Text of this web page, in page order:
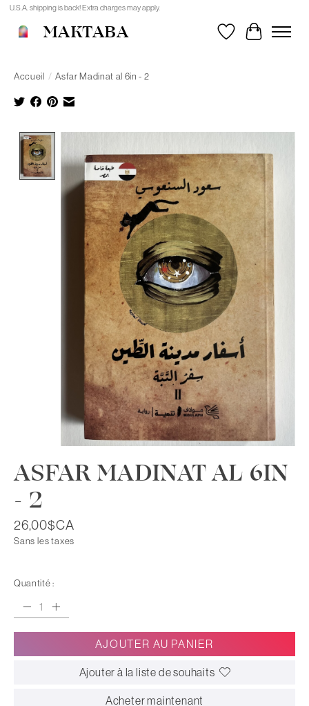
U.S.A. shipping is back! Extra charges may apply.
MAKTABA Liste de souhaits
Panier
Accueil / Asfar Madinat al 6in - 2
ASFAR MADINAT AL 6IN
- 2
26,00$CA
Sans les taxes
Quantité :
AJOUTER AU PANIER
Ajouter à la liste de souhaits
Acheter maintenant